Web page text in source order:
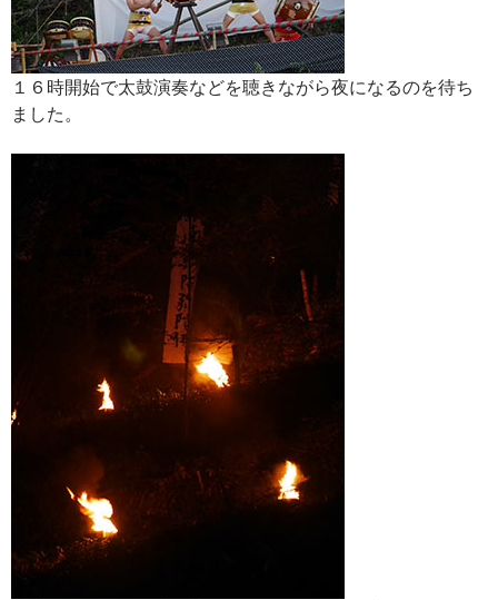
１６時開始で太鼓演奏などを聴きながら夜になるのを待ち
ました。